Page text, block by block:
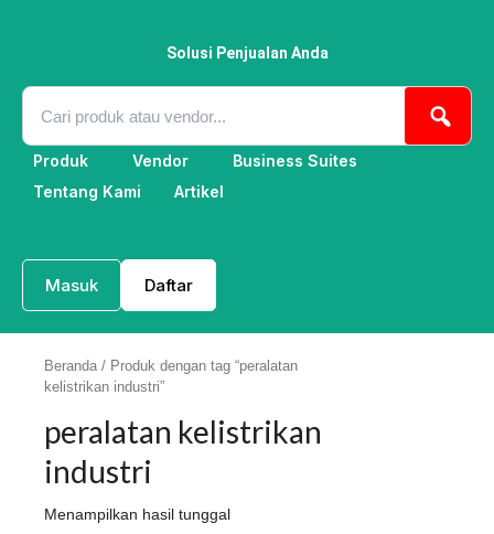
Solusi Penjualan Anda
Produk Vendor
Business Suites
Tentang Kami
Artikel
Masuk Daftar
Beranda / Produk dengan tag “peralatan
kelistrikan industri”
peralatan kelistrikan
industri
Menampilkan hasil tunggal